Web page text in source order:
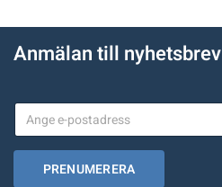
Anmälan till nyhetsbrev
PRENUMERERA